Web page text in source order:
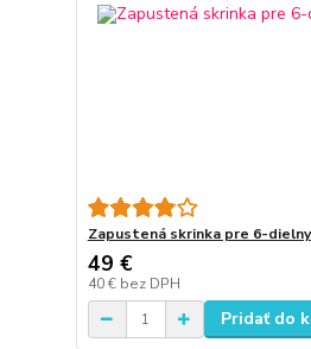
Zapustená skrinka pre 6-
49 €
40 € bez DPH
Pridať do